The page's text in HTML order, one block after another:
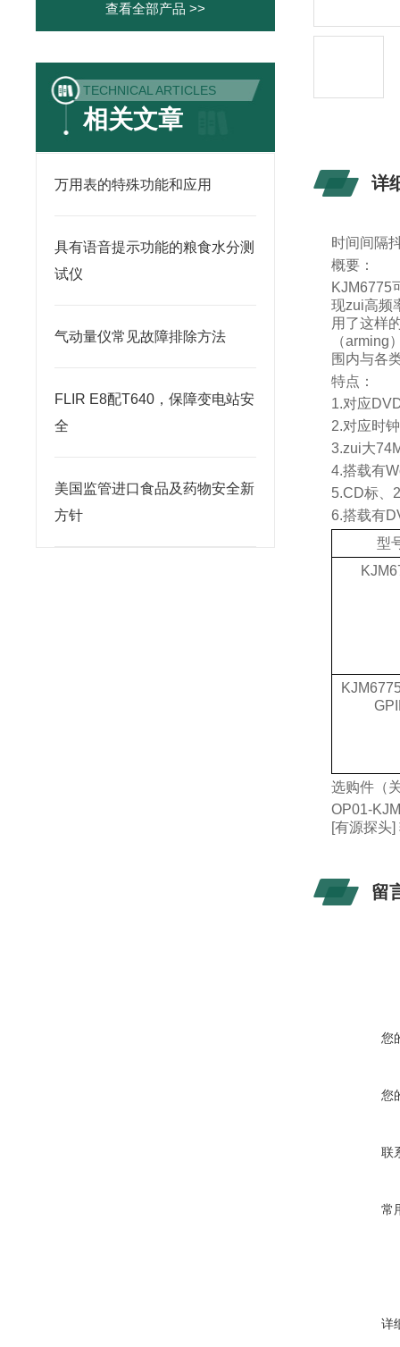
查看全部产品 >>
TECHNICAL ARTICLES
相关文章
万用表的特殊功能和应用
具有语音提示功能的粮食水分测
试仪
气动量仪常见故障排除方法
FLIR E8配T640，保障变电站安
全
美国监管进口食品及药物安全新
方针
详
时间间隔
概要：
KJM6775
现zui高频
用了这样
（arming
围内与各
特点：
1.对应
2.对应时
3.zui大
4.搭载有
5.CD标、
6.搭载有
型
选购件（
OP01-
[有源探头]
留
您
您
联
常
详